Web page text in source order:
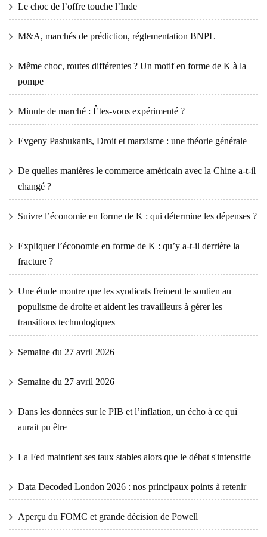
Le choc de l’offre touche l’Inde
M&A, marchés de prédiction, réglementation BNPL
Même choc, routes différentes ? Un motif en forme de K à la
pompe
Minute de marché : Êtes-vous expérimenté ?
Evgeny Pashukanis, Droit et marxisme : une théorie générale
De quelles manières le commerce américain avec la Chine a-t-il
changé ?
Suivre l’économie en forme de K : qui détermine les dépenses ?
Expliquer l’économie en forme de K : qu’y a-t-il derrière la
fracture ?
Une étude montre que les syndicats freinent le soutien au
populisme de droite et aident les travailleurs à gérer les
transitions technologiques
Semaine du 27 avril 2026
Semaine du 27 avril 2026
Dans les données sur le PIB et l’inflation, un écho à ce qui
aurait pu être
La Fed maintient ses taux stables alors que le débat s'intensifie
Data Decoded London 2026 : nos principaux points à retenir
Aperçu du FOMC et grande décision de Powell